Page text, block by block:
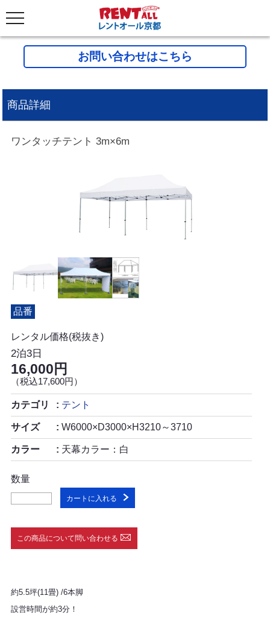
お問い合わせはこちら
商品詳細
ワンタッチテント 3m×6m
品番
レンタル価格(税抜き)
2泊3日
16,000円
（税込17,600円）
カテゴリ テント
サイズ W6000×D3000×H3210～3710
カラー 天幕カラー：白
数量
カートに入れる
この商品について問い合わせる
約5.5坪(11畳) /6本脚
設営時間が約3分！